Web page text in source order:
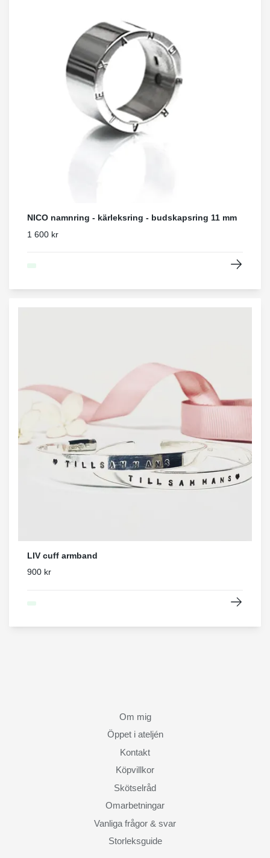
NICO namnring - kärleksring - budskapsring 11 mm
1 600 kr
LIV cuff armband
900 kr
Om mig
Öppet i ateljén
Kontakt
Köpvillkor
Skötselråd
Omarbetningar
Vanliga frågor & svar
Storleksguide